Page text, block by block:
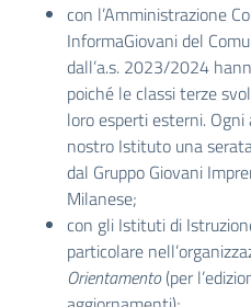
con l’Amministrazione
InformaGiovani del
dall’a.s. 2023/2024
poiché le classi terze
loro esperti esterni.
nostro Istituto una
dal Gruppo Giovani
Milanese;
con gli Istituti di
particolare
Orientamento(per